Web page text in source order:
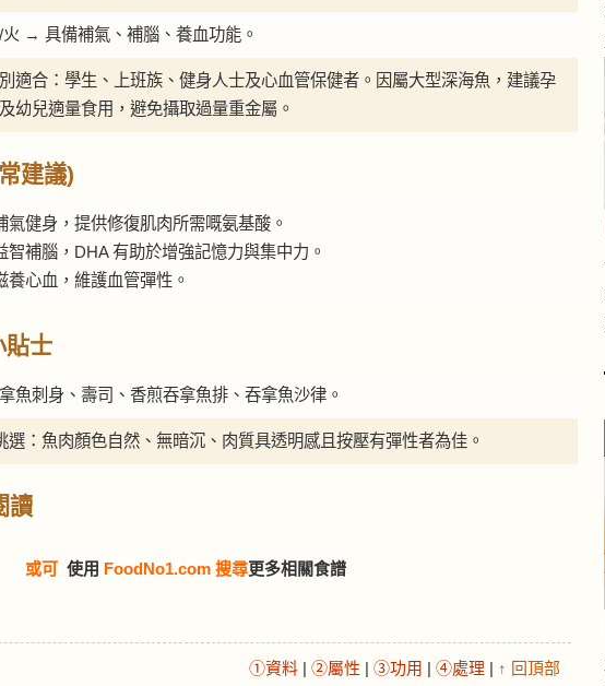
火 → 具備補氣、補腦、養血功能。
適合：學生、上班族、健身人士及心血管保健者。因屬大型深海魚，建議孕
幼兒適量食用，避免攝取過量重金屬。
建議)
氣健身，提供修復肌肉所需嘅氨基酸。
智補腦，DHA 有助於增強記憶力與集中力。
養心血，維護血管彈性。
士
魚刺身、壽司、香煎吞拿魚排、吞拿魚沙律。
選：魚肉顏色自然、無暗沉、肉質具透明感且按壓有彈性者為佳。
讀
或可 使用 FoodNo1.com 搜尋更多相關食譜
①資料 | ②屬性 | ③功用 | ④處理 | ↑ 回頂部